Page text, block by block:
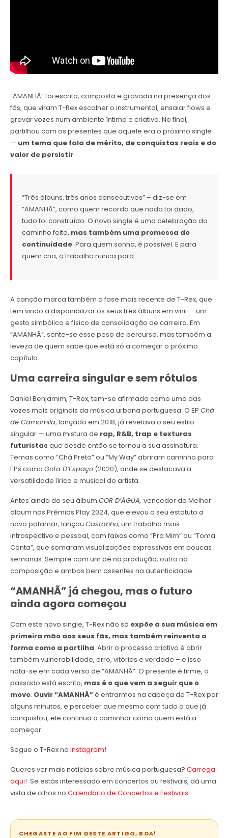
“AMANHÃ” foi escrita, composta e gravada na presença dos
fãs, que viram T-Rex escolher o instrumental, ensaiar flows e
gravar vozes num ambiente íntimo e criativo. No final,
partilhou com os presentes que aquele era o próximo single
— um tema que fala de mérito, de conquistas reais e do
valor de persistir.
“Três álbuns, três anos consecutivos” – diz-se em
“AMANHÃ”, como quem recorda que nada foi dado,
tudo foi construído. O novo single é uma celebração do
caminho feito, mas também uma promessa de
continuidade. Para quem sonha, é possível. E para
quem cria, o trabalho nunca para.
A canção marca também a fase mais recente de T-Rex, que
tem vindo a disponibilizar os seus três álbuns em vinil — um
gesto simbólico e físico de consolidação de carreira. Em
“AMANHÃ”, sente-se esse peso de percurso, mas também a
leveza de quem sabe que está só a começar o próximo
capítulo.
Uma carreira singular e sem rótulos
Daniel Benjamim, T-Rex, tem-se afirmado como uma das
vozes mais originais da música urbana portuguesa. O EP Chá
de Camomila, lançado em 2018, já revelava o seu estilo
singular — uma mistura de rap, R&B, trap e texturas
futuristas que desde então se tornou a sua assinatura.
Temas como “Chá Preto” ou “My Way” abriram caminho para
EPs como Gota D’Espaço(2020), onde se destacava a
versatilidade lírica e musical do artista.
Antes ainda do seu álbum COR D’ÁGUA, vencedor do Melhor
álbum nos Prémios Play 2024, que elevou o seu estatuto a
novo patamar, lançou Castanho, um trabalho mais
introspectivo e pessoal, com faixas como “Pra Mim” ou “Toma
Conta”, que somaram visualizações expressivas em poucas
semanas. Sempre com um pé na produção, outro na
composição e ambos bem assentes na autenticidade.
“AMANHÃ” já chegou, mas o futuro
ainda agora começou
Com este novo single, T-Rex não só expõe a sua música em
primeira mão aos seus fãs, mas também reinventa a
forma como a partilha. Abrir o processo criativo é abrir
também vulnerabilidade, erro, vitórias e verdade – e isso
nota-se em cada verso de “AMANHÃ”. O presente é firme, o
passado está escrito, mas é o que vem a seguir que o
move. Ouvir “AMANHÃ”é entrarmos na cabeça de T-Rex por
alguns minutos, e perceber que mesmo com tudo o que já
conquistou, ele continua a caminhar como quem está a
começar.
Segue o T-Rex no Instagram!
Queres ver mais notícias sobre música portuguesa? Carrega
aqui! Se estás interessado em concertos ou festivais, dá uma
vista de olhos no Calendário de Concertos e Festivais.
CHEGASTE AO FIM DESTE ARTIGO, BOA!